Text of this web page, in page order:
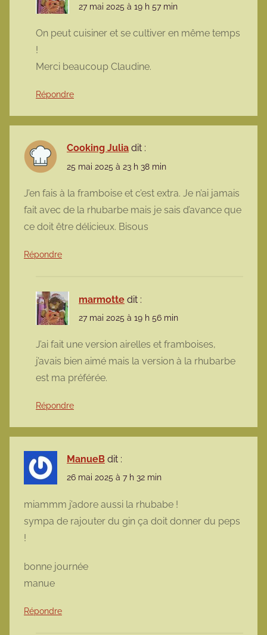
27 mai 2025 à 19 h 57 min
On peut cuisiner et se cultiver en même temps
!
Merci beaucoup Claudine.
Répondre
Cooking Julia dit :
25 mai 2025 à 23 h 38 min
J’en fais à la framboise et c’est extra. Je n’ai jamais
fait avec de la rhubarbe mais je sais d’avance que
ce doit être délicieux. Bisous
Répondre
marmotte dit :
27 mai 2025 à 19 h 56 min
J’ai fait une version airelles et framboises,
j’avais bien aimé mais la version à la rhubarbe
est ma préférée.
Répondre
ManueB dit :
26 mai 2025 à 7 h 32 min
miammm j’adore aussi la rhubabe !
sympa de rajouter du gin ça doit donner du peps
!
bonne journée
manue
Répondre